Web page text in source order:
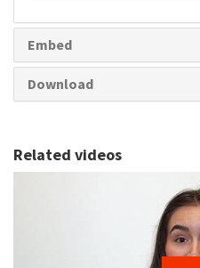
Embed
Download
Related videos